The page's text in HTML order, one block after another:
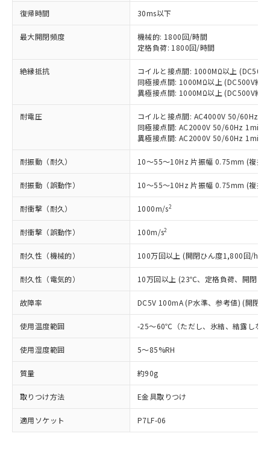
復帰時間 30ms以下
最大開閉頻度
機械的: 1800回/時間
定格負荷: 1800回/時間
絶縁抵抗
コイルと接点間: 1000MΩ以上
同極接点間: 1000MΩ以上 (DC500V絶
異極接点間: 1000MΩ以上 (DC500V絶
耐電圧
コイルと接点間: AC4000V 50/60Hz
同極接点間: AC2000V 50/60Hz 1min
異極接点間: AC2000V 50/60Hz 1min
耐振動（耐久） 10～55～10Hz 片振幅 0.75mm (複振
耐振動（誤動作） 10～55～10Hz 片振幅 0.75mm (複振
耐衝撃（耐久） 1000m/s2
耐衝撃（誤動作） 100m/s2
耐久性（機械的） 100万回以上 (開閉ひん度1,800回/h)
耐久性（電気的） 10万回以上 (23℃、定格負荷、開閉ひ
故障率 DC5V 100mA (P水準、参考値) (開閉
使用温度範囲 -25～60℃（ただし、氷結、結露しな
使用湿度範囲 5～85%RH
質量 約90g
取りつけ方法 E金具取りつけ
適用ソケット P7LF-06
以下の条件をお読みいただき、同意のうえ
ご利用ください。
本サービスは、当社制御機器事業取扱
商品の当社在庫状況および標準価格
(税抜)を提供させていただくもので
当社制御機器事業取扱商品の中には、
本サービスの対象外となる商品もある
ことをご了承ください。
記載している更新日時点での社内デー
タに基づき作成されるものであり、閲
覧された時点での実際の在庫および標
準価格とは異なる場合があることをご
了承ください。
正式な納期状況および標準価格はお客
様のお取引先、またはお客様担当のオ
ムロン制御機器販売店・当社販売員に
ご相談ください。
オムロン制御機器販売店や当社販売拠
販売ネットワーク
」をご確認
事前の承諾なく第三者に漏洩または開
示しないようお願いします。
ビス）をご利用いただくには、I-Web
メンバーズにご登録されている必要が
お客様が当ウェブサイト上で当社にご
登録された部品リストについて、当社
および当社の共同利用者が、当社の製
商品です。
対応予定なし：EU RoHS指令（10物質）の
非含有に非対応の商品で、対応品を出す予
調査・確認中：EU RoHS指令（10物質）の
非含有の対応状況を調査中または確認中の
非該当品：ライセンス料など無形物で、有
害物質有無と関係のない商品です。
仕入先様の事情により、非含有部品として
いたものが、含有品と判明した場合などや
むを得ず変更することがあります。
*EU RoHS指令（10物質）：
鉛(Pb) 1000ppm以下、 水銀(Hg) 1000ppm以下、 カド
ミウム(Cd) 100ppm以下、
類(PBB) 1000ppm以下、ポリ臭化ジフェニルエーテル類
(PBDE) 1000ppm以下、フタル酸ビス(2-エチルヘキシ
ル) (DEHP)(別名：DOP) 1000ppm以下、フタル酸ブチ
ルベンジル（BBP） 1000ppm以下、フタル酸ジブチル
（DBP） 1000ppm以下、フタル酸ジイソブチル
(DIBP) 1000ppm以下
フタル酸エステル類の４物質については閾値を超える意
図的な使用がないことを確認しています。
※2 対応予定月
部品在庫の切り替え状況などにより、予定
月が前後することがあります。
※3 非含有証明書ダウンロード
※1 中国RoHS○×表
「○」：最大均質材料含有率が中国RoHSの
基準値以下であることを示します。
「×」：最大均質材料含有率が中国RoHSの
基準値を超えていることを示します。
「－」：未確認です。当社販売部門へお問
い合わせください。
*中国RoHS10物質の基準値 (GB/T26572)：
Cr(Ⅵ)(六価クロム) : 1000ppm、 PBBs(ポリ臭化ビフェ
ニル類) : 1000ppm、 PBDEs(ポリ臭化ジフェニルエーテ
ル類) : 1000ppm、
DBP(フタル酸ジブチル) : 1000ppm、 DIBP(フタル酸ジ
ル) : 1000ppm、
DEHP(フタル酸ビス(2-エチルヘキシル)) : 1000ppm
※2 環境保護使用期限
「ｅ」：有害物質（10物質）のすべてが基
準値以下であることを示します。
「10」：通常の使用状況下において有害物
質が外部に漏えいし、環境に深刻な影響を
及ぼさない年数を意味します。
い合わせください。
当社は、これら貴社製品のうち、外国
為替および外国貿易法に定める商品
（以下｢規制貨物等」という）を輸出
または国外への提供する場合は、日本
国政府の輸出許可(または役務取引許
可)を取得するなどの必要な手続きを
当社は規制貨物を破棄する場合は、完
全に破砕するなど、違法に輸出されな
いよう必要な手段を講じます。
当社は貴社製品を、核兵器、ミサイ
ル、化学兵器、生物兵器またはその他
武器並びにこれらの製造装置等に一切
使用いたしません。
当社は、貴社製品を第三者に販売する
場合は、上記1、2および3の内容を当
該第三者に通知します。また当社は、
販売先および販売に係わる関係者が違
り引きをいたしません。
記
号
一定数以上の在庫あり
△ 一定数には満たないが在庫あり
－
在庫なし(最新の在庫状況につ
いては、お客様のお取引先、ま
たはお客様担当のオムロン制御
機器販売店・当社販売員にご確
受注生産機種、また在庫状況の
情報を公開していない機種